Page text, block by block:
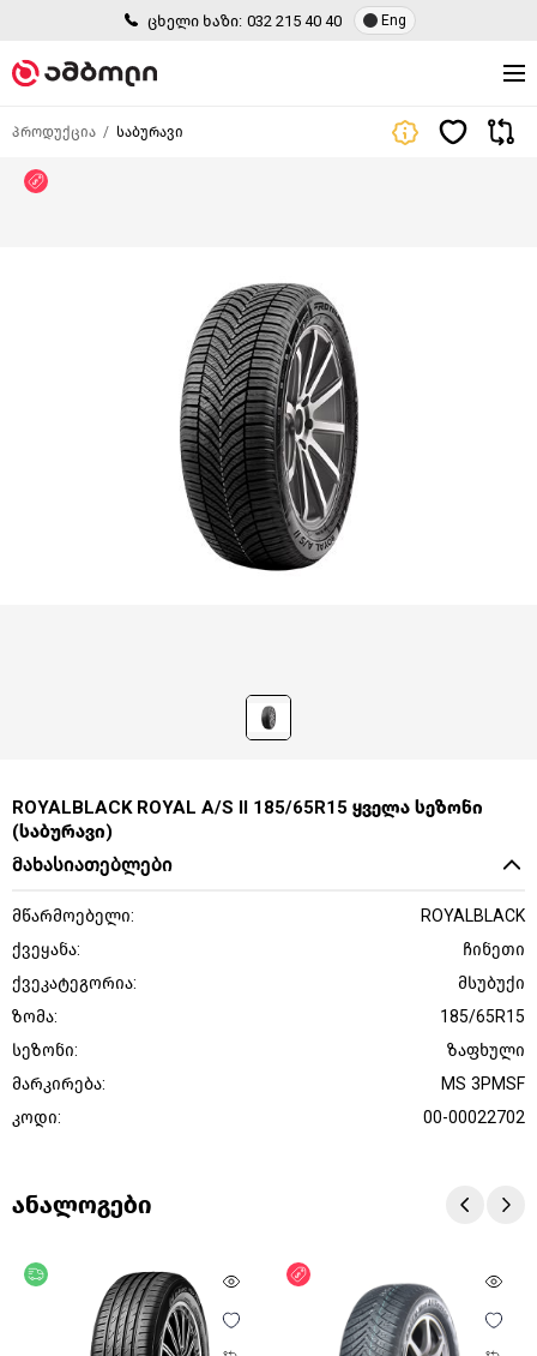
ცხელი ხაზი: 032 215 40 40 Eng
პროდუქცია საბურავი
ROYALBLACK ROYAL A/S II 185/65R15 ყველა სეზონი
(საბურავი)
მახასიათებლები
მწარმოებელი:
ROYALBLACK
ქვეყანა:
ჩინეთი
ქვეკატეგორია:
მსუბუქი
ზომა:
185/65R15
სეზონი:
ზაფხული
მარკირება:
MS 3PMSF
კოდი:
00-00022702
ანალოგები
უფასო მიწოდება